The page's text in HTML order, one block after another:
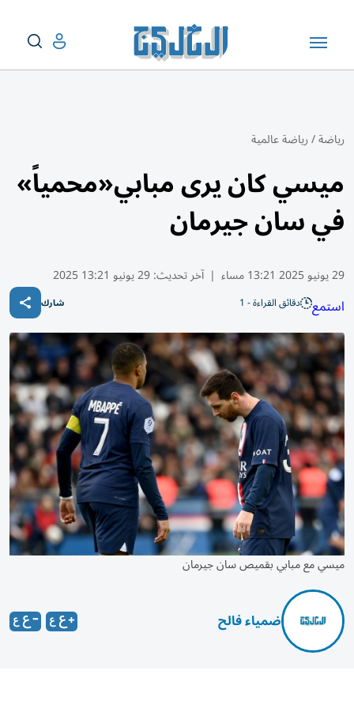
رياضة/رياضة عالمية
ميسي كان يرى مبابي«محمياً»
في سان جيرمان
29 يونيو 2025 13:21 مساء | آخر تحديث:29 يونيو 13:21 2025
استمع دقائق القراءة - 1 شارك
ميسي مع مبابي بقميص سان جيرمان
ضمياء فالح